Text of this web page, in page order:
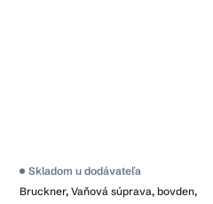
Bruckner, Vaňová súprava, bovden,
Skladom u dodávateľa